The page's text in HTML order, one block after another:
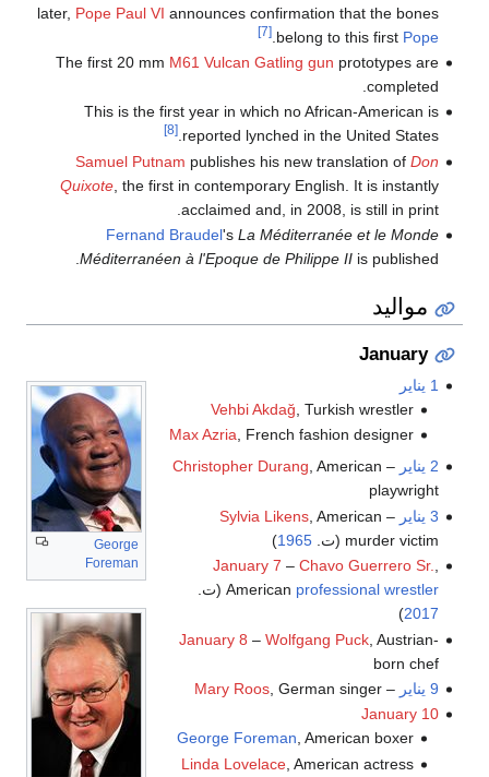
later, Pope Paul VI announces confirmation that the bones
belong to this first Pope
.
[7]
The first 20 mm M61 Vulcan Gatling gun prototypes are
completed.
This is the first year in which no African-American is
reported lynched in the United States.
[8]
Samuel Putnam publishes his new translation of Don
Quixote, the first in contemporary English. It is instantly
acclaimed and, in 2008, is still in print.
Fernand Braudel's La Méditerranée et le Monde
Méditerranéen à l'Epoque de Philippe IIis published.
مواليد
January
George
Foreman
1 يناير
Vehbi Akdağ , Turkish wrestler
Max Azria, French fashion designer
2 يناير
–
Christopher Durang, American
playwright
3 يناير
–
Sylvia Likens, American
murder victim (ت.
1965
)
January 7 – Chavo Guerrero Sr.
American professional wrestler
(ت.
2017
)
January 8 – Wolfgang Puck, Austrian-
born chef
9 يناير
–
Mary Roos, German singer
January 10
George Foreman, American boxer
Linda Lovelace , American actress